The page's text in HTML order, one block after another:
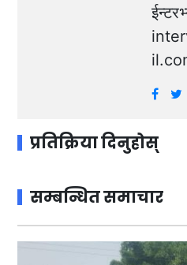
प्रतिक्रिया दिनुहोस्
सम्बन्धित समाचार